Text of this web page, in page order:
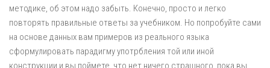
методике, об этом надо забыть. Конечно, просто и легко
повторять правильные ответы за учебником. Но попробуйте сами
на основе данных вам примеров из реального языка
сформулировать парадигму употрбления той или иной
конструкции и вы поймете, что нет ничего страшного, пока вы